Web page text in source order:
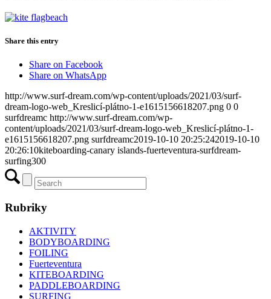
Share this entry
Share on Facebook
Share on WhatsApp
http://www.surf-dream.com/wp-content/uploads/2021/03/surf-
dream-logo-web_Kreslicí-plátno-1-e1615156618207.png 0 0
surfdreamc http://www.surf-dream.com/wp-
content/uploads/2021/03/surf-dream-logo-web_Kreslicí-plátno-1-
e1615156618207.png surfdreamc2019-10-10 20:25:242019-10-10
20:26:10kiteboarding-canary islands-fuerteventura-surfdream-
surfing300
Rubriky
AKTIVITY
BODYBOARDING
FOILING
Fuerteventura
KITEBOARDING
PADDLEBOARDING
SURFING